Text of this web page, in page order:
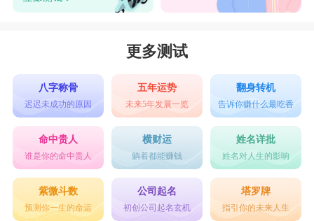
更多测试
八字称骨
迟迟未成功的原因
五年运势
未来5年发展一览
翻身转机
告诉你赚什么最吃香
命中贵人
谁是你的命中贵人
横财运
躺着都能赚钱
姓名详批
姓名对人生的影响
紫微斗数
预测你一生的命运
公司起名
初创公司起名玄机
塔罗牌
指引你的未来人生